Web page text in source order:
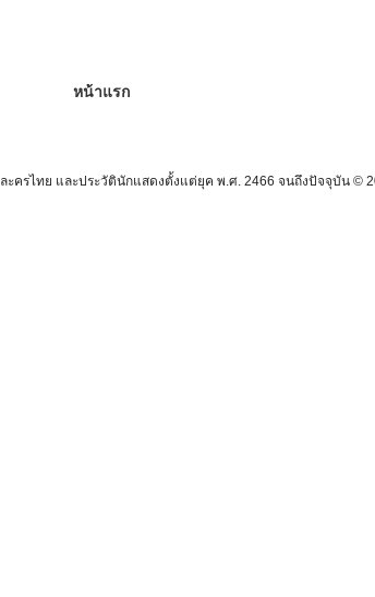
หน้าแรก
ะครไทย และประวัตินักแสดงตั้งแต่ยุค พ.ศ. 2466 จนถึงปัจจุบัน ©